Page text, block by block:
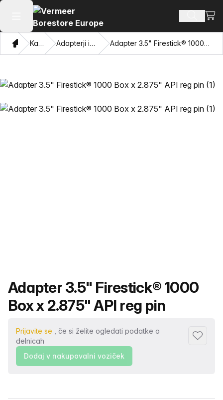
Odpri glavni meni Iskanje
DomaKatalog Adapterji in vlečne oči Adapter 3.5" Firestick® 1000 Box x 2.875" API reg pin
Ime izdelka
Adapter 3.5" Firestick® 1000
Box x 2.875" API reg pin
Prijavite se , če si želite ogledati podatke o
delnicah
Dodaj
Dodaj v nakupovalni voziček